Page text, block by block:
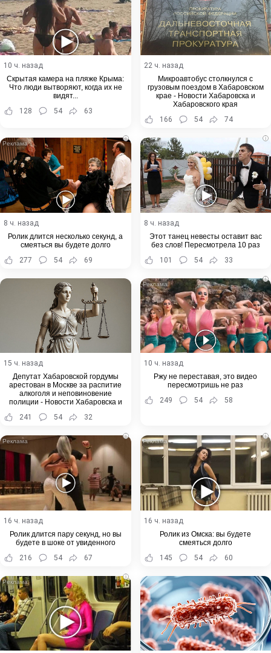
10 ч. назад
Скрытая камера на пляже Крыма:
Что люди вытворяют, когда их не
видят...
128
54 63
22 ч. назад
Микроавтобус столкнулся с
грузовым поездом в Хабаровском
крае - Новости Хабаровска и
Хабаровского края
166
54 74
i
8 ч. назад
Ролик длится несколько секунд, а
смеяться вы будете долго
277
54 69
i
8 ч. назад
Этот танец невесты оставит вас
без слов! Пересмотрела 10 раз
101
54 33
15 ч. назад
Депутат Хабаровской гордумы
арестован в Москве за распитие
алкоголя и неповиновение
полиции - Новости Хабаровска и
241 54 32
i
10 ч. назад
Ржу не переставая, это видео
пересмотришь не раз
249
54 58
i
16 ч. назад
Ролик длится пару секунд, но вы
будете в шоке от увиденного
216
54 67
i
16 ч. назад
Ролик из Омска: вы будете
смеяться долго
145
54 60
i